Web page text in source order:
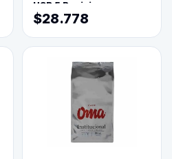
USB 5 Posiciones
$28.778